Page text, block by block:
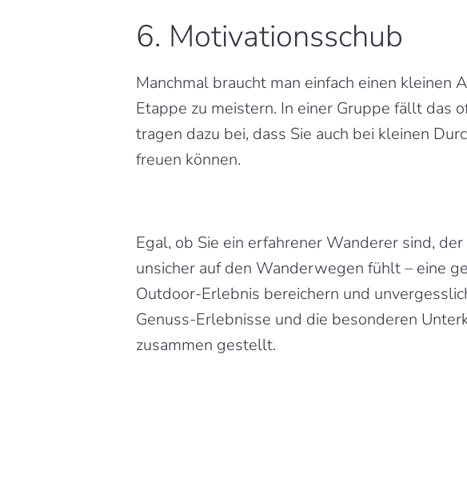
6. Motivationsschub
Manchmal braucht man einfach einen kleinen
Etappe zu meistern. In einer Gruppe fällt das
tragen dazu bei, dass Sie auch bei kleinen
freuen können.
Egal, ob Sie ein erfahrener Wanderer sind,
unsicher auf den Wanderwegen fühlt – eine
Outdoor-Erlebnis bereichern und
Genuss-Erlebnisse und die besonderen
zusammen gestellt.